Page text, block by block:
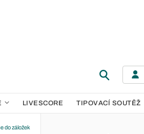
LIVESCORE TIPOVACÍ SOUTĚŽ
do záložek